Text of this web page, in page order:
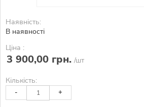
Наявність:
В наявності
Ціна :
3 900,00 грн. /шт
Кількість:
- +